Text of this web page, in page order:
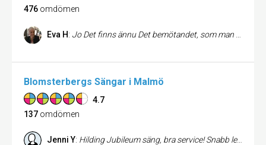
476 omdömen
Eva H: Jo Det finns ännu Det bemötandet, som man som kund har var vanligt förr i tiden Det börjar med bemötandet, som jag fick i Löddebutiken när jag kom in. Stor vänlighet stort kunnande som förmedlades på ett tydligt sätt. Vid leverans av inköpta sängar blev även leveransen en trevlig upplevelse. Jättetrevlig personal som på ett proffsigt och snabbt sätt fick sängarna på plats. Tyvärr köper man inte sängar så ofta, så man får tugga på dessa intryck ett tag framöver Ralph H
Blomsterbergs Sängar i Malmö
4.7
137 omdömen
Jenni Y: Hilding Jubileum säng, bra service! Snabb leverans... Helt underbar säng, både fin och Skön 😊